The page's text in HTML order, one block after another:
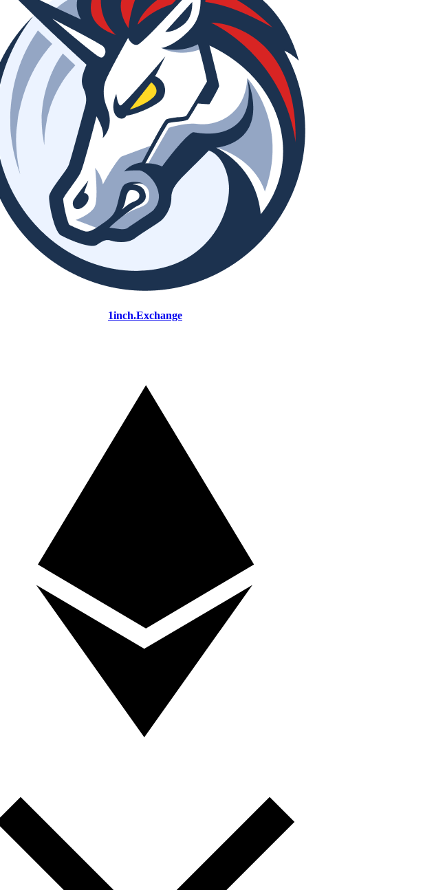
1inch.Exchange